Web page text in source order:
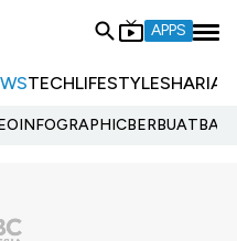
APPS
TECHLIFESTYLESHARIA
INFOGRAPHIC